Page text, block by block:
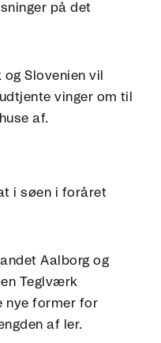
på det
Slovenien vil
vinger om til
af.
i søen i foråret
Aalborg og
Teglværk
nye former for
af ler.